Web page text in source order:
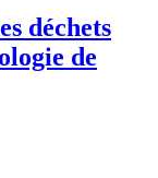
déchets
de